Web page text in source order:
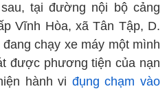
tại đường nội bộ cảng
Vĩnh Hòa, xã Tân Tập, D.
chạy xe máy một mình
được phương tiện của nạn
hành vi đụng chạm vào